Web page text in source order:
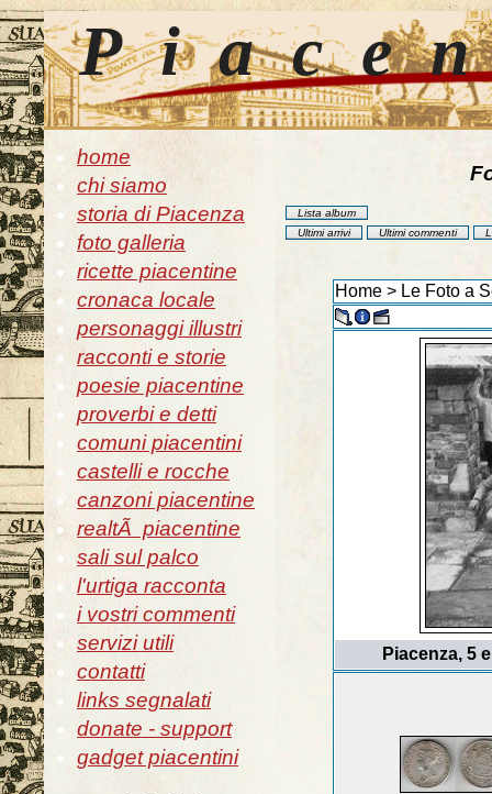
home
chi siamo
storia di Piacenza
foto galleria
ricette piacentine
cronaca locale
personaggi illustri
racconti e storie
poesie piacentine
proverbi e detti
comuni piacentini
castelli e rocche
canzoni piacentine
realtÃ piacentine
sali sul palco
l'urtiga racconta
i vostri commenti
servizi utili
contatti
links segnalati
donate - support
gadget piacentini
Lista album
Ultimi arrivi
Ultimi commenti
Home > Le Foto a
Piacenza, 5